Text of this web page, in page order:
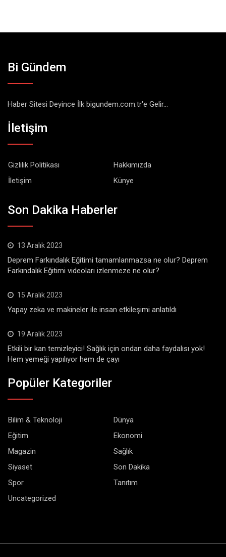
Bi Gündem
Haber Sitesi Deyince İlk bigundem.com.tr'e Gelir...
İletişim
Gizlilik Politikası
Hakkımızda
İletişim
Künye
Son Dakika Haberler
13 Aralık 2023
Deprem Farkındalık Eğitimi tamamlanmazsa ne olur? Deprem
Farkındalık Eğitimi videoları izlenmeze ne olur?
15 Aralık 2023
Yapay zeka ve makineler ile insan etkileşimi anlatıldı
19 Aralık 2023
Etkili bir kan temizleyici! Sağlık için ondan daha faydalısı yok!
Hem yemeği yapılıyor hem de çayı
Popüler Kategoriler
Bilim & Teknoloji
Dünya
Eğitim
Ekonomi
Magazin
Sağlık
Siyaset
Son Dakika
Spor
Tanıtım
Uncategorized